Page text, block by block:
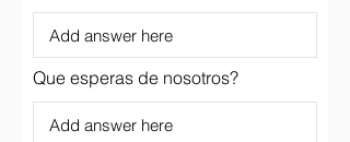
Que esperas de nosotros?